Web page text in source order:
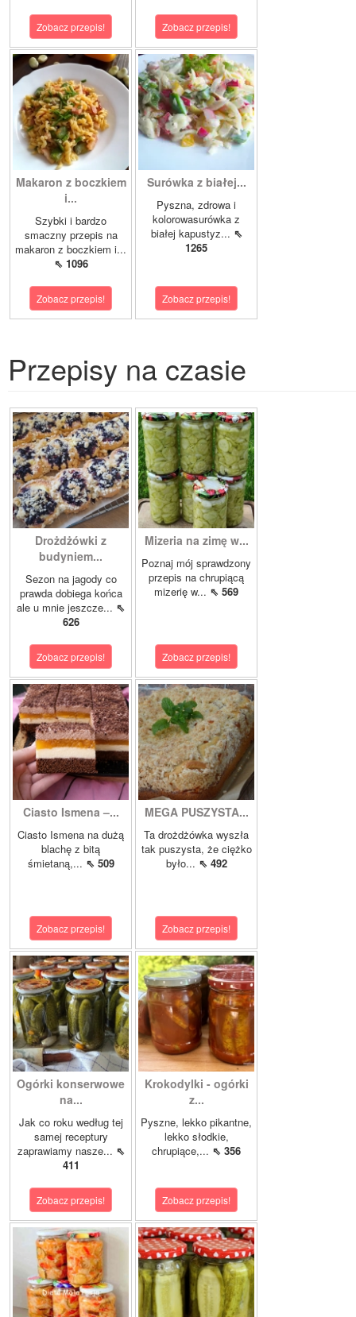
Zobacz przepis! Zobacz przepis!
Makaron z boczkiem
i...
Szybki i bardzo
smaczny przepis na
makaron z boczkiem i...
⇖ 1096
Zobacz przepis!
Surówka z białej...
Pyszna, zdrowa i
kolorowasurówka z
białej kapustyz... ⇖
1265
Zobacz przepis!
Przepisy na czasie
Drożdżówki z
budyniem...
Sezon na jagody co
prawda dobiega końca
ale u mnie jeszcze... ⇖
626
Zobacz przepis!
Mizeria na zimę w...
Poznaj mój sprawdzony
przepis na chrupiącą
mizerię w... ⇖ 569
Zobacz przepis!
Ciasto Ismena –...
Ciasto Ismena na dużą
blachę z bitą
śmietaną,... ⇖ 509
Zobacz przepis!
MEGA PUSZYSTA...
Ta drożdżówka wyszła
tak puszysta, że ciężko
było... ⇖ 492
Zobacz przepis!
Ogórki konserwowe
na...
Jak co roku według tej
samej receptury
zaprawiamy nasze... ⇖
411
Zobacz przepis!
Krokodylki - ogórki
z...
Pyszne, lekko pikantne,
lekko słodkie,
chrupiące,... ⇖ 356
Zobacz przepis!